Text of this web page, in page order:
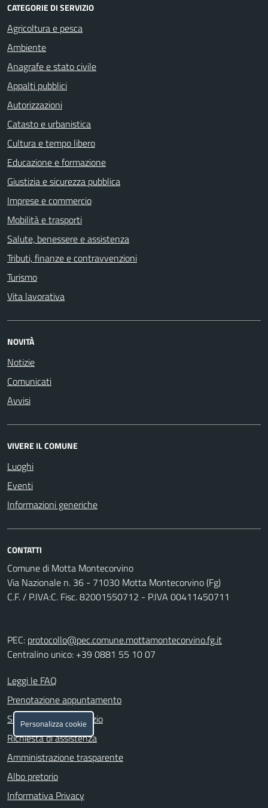
CATEGORIE DI SERVIZIO
Agricoltura e pesca
Ambiente
Anagrafe e stato civile
Appalti pubblici
Autorizzazioni
Catasto e urbanistica
Cultura e tempo libero
Educazione e formazione
Giustizia e sicurezza pubblica
Imprese e commercio
Mobilità e trasporti
Salute, benessere e assistenza
Tributi, finanze e contravvenzioni
Turismo
Vita lavorativa
NOVITÀ
Notizie
Comunicati
Avvisi
VIVERE IL COMUNE
Luoghi
Eventi
Informazioni generiche
CONTATTI
Comune di Motta Montecorvino
Via Nazionale n. 36 - 71030 Motta Montecorvino (Fg)
C.F. / P.IVA:C. Fisc. 82001550712 - P.IVA 00411450711
PEC: protocollo@pec.comune.mottamontecorvino.fg.it
Centralino unico: +39 0881 55 10 07
Leggi le FAQ
Prenotazione appuntamento
Segnalazione disservizio
Richiesta di assistenza
Amministrazione trasparente
Albo pretorio
Informativa Privacy
Personalizza cookie